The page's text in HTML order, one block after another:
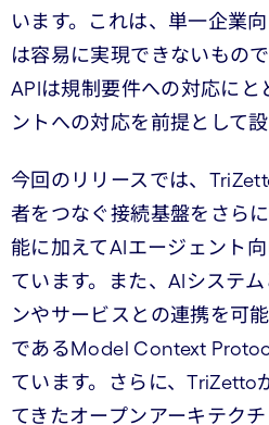
います。これは、単一企業
は容易に実現できないもの
APIは規制要件への対応にと
ントへの対応を前提として設
今回のリリースでは、
者をつなぐ接続基盤をさら
能に加えてAIエージェント
ています。また、AIシステ
ンやサービスとの連携を可
であるModel Context
ています。さらに、TriZetto
てきたオープンアーキテク